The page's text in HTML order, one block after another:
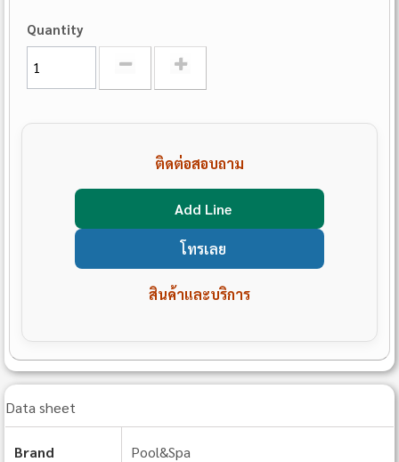
Quantity
ติดต่อสอบถาม
Add Line
โทรเลย
สินค้าและบริการ
Data sheet
Brand Pool&Spa